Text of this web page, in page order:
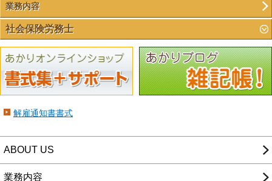
業務内容
社会保険労務士
解雇通知書書式
ABOUT US
業務内容